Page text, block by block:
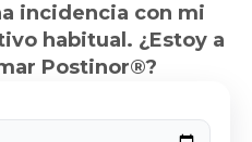
incidencia con mi
habitual. ¿Estoy a
Postinor®?